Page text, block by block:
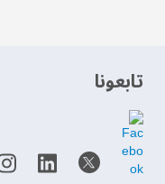
‫تابعونا‬